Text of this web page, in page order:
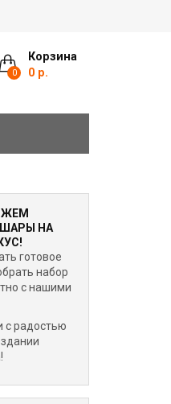
Корзина
0 0 р.
ШАРЫ НА
готовое
набор
с нашими
с радостью